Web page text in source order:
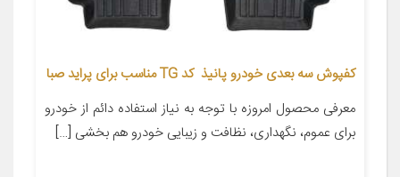
کفپوش سه بعدی خودرو پانیذ کد TG مناسب برای پراید صبا
معرفی محصول امروزه با توجه به نیاز استفاده دائم از خودرو
برای عموم، نگهداری، نظافت و زیبایی خودرو هم بخشی […]